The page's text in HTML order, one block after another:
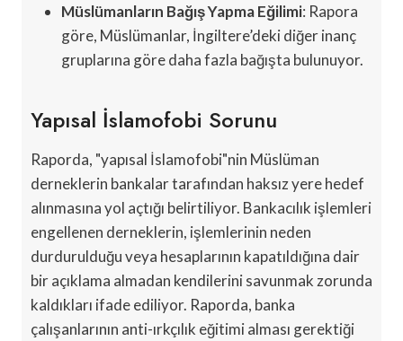
Müslümanların Bağış Yapma Eğilimi: Rapora
göre, Müslümanlar, İngiltere’deki diğer inanç
gruplarına göre daha fazla bağışta bulunuyor.
Yapısal İslamofobi Sorunu
Raporda, "yapısal İslamofobi"nin Müslüman
derneklerin bankalar tarafından haksız yere hedef
alınmasına yol açtığı belirtiliyor. Bankacılık işlemleri
engellenen derneklerin, işlemlerinin neden
durdurulduğu veya hesaplarının kapatıldığına dair
bir açıklama almadan kendilerini savunmak zorunda
kaldıkları ifade ediliyor. Raporda, banka
çalışanlarının anti-ırkçılık eğitimi alması gerektiği